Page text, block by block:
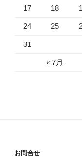
« 7月
17 18
24 25
31
お問合せ